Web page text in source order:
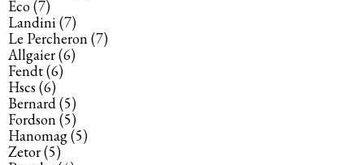
Eco(7)
Landini(7)
Le Percheron(7)
Allgaier(6)
Fendt(6)
Hscs (6)
Bernard(5)
Fordson(5)
Hanomag(5)
Zetor(5)